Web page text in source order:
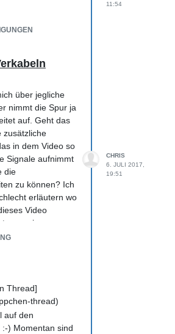
11:54
über jegliche
nimmt die Spur ja
auf. Geht das
zusätzliche
in dem Video so
Signale aufnimmt
die
zu können? Ich
erläutern wo
Video
was mir
CHRIS
6. JULI 2017,
19:51
Thread]
thread)
auf den
) Momentan sind